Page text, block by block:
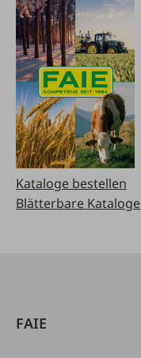
Kataloge bestellen
Blätterbare Kataloge
FAIE